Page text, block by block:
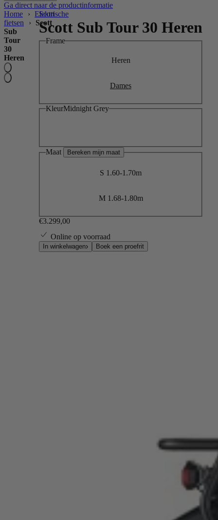
Ga direct naar de productinformatie
Home
› Elektrische
fietsen
›
Scott
Sub
Tour
30
Heren
Scott
Scott Sub Tour 30 Heren
Frame
Heren
Dames
KleurMidnight Grey
Maat Bereken mijn maat
S 1.60-1.70m
M 1.68-1.80m
€3.299,00
Online op voorraad
In winkelwagen Boek een proefrit